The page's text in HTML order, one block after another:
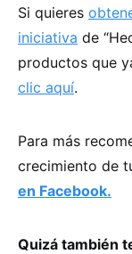
Si quieres
iniciativa de
productos que
clic aquí.
Para más
crecimiento de
en Facebook.
Quizá también